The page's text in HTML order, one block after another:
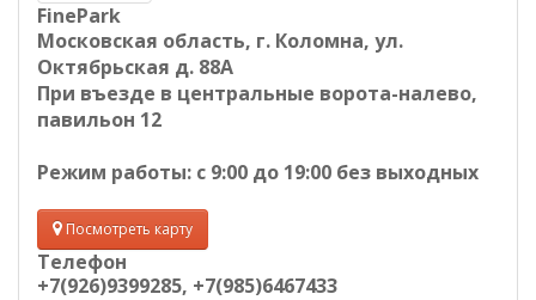
FinePark
Московская область, г. Коломна, ул.
Октябрьская д. 88А
При въезде в центральные ворота-налево,
павильон 12
Режим работы: с 9:00 до 19:00 без выходных
Посмотреть карту
Телефон
+7(926)9399285, +7(985)6467433